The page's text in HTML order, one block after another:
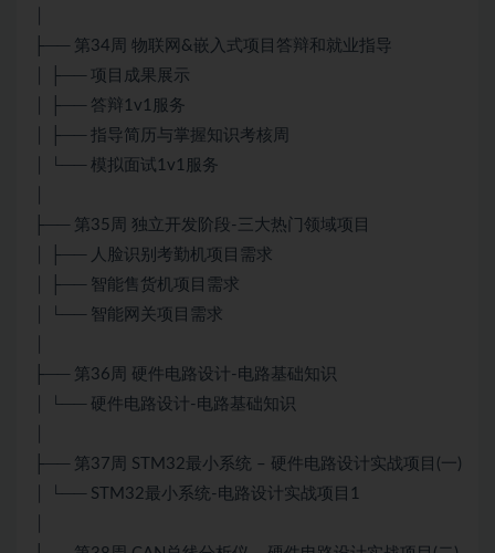
├── 第34周 物联网&嵌入式项目答辩和就业指导
│ ├── 项目成果展示
│ ├── 答辩1v1服务
│ ├── 指导简历与掌握知识考核周
│ └── 模拟面试1v1服务
├── 第35周 独立开发阶段-三大热门领域项目
│ ├── 人脸识别考勤机项目需求
│ ├── 智能售货机项目需求
│ └── 智能网关项目需求
├── 第36周 硬件电路设计-电路基础知识
│ └── 硬件电路设计-电路基础知识
├── 第37周 STM32最小系统 – 硬件电路设计实战项目(一)
│ └── STM32最小系统-电路设计实战项目1